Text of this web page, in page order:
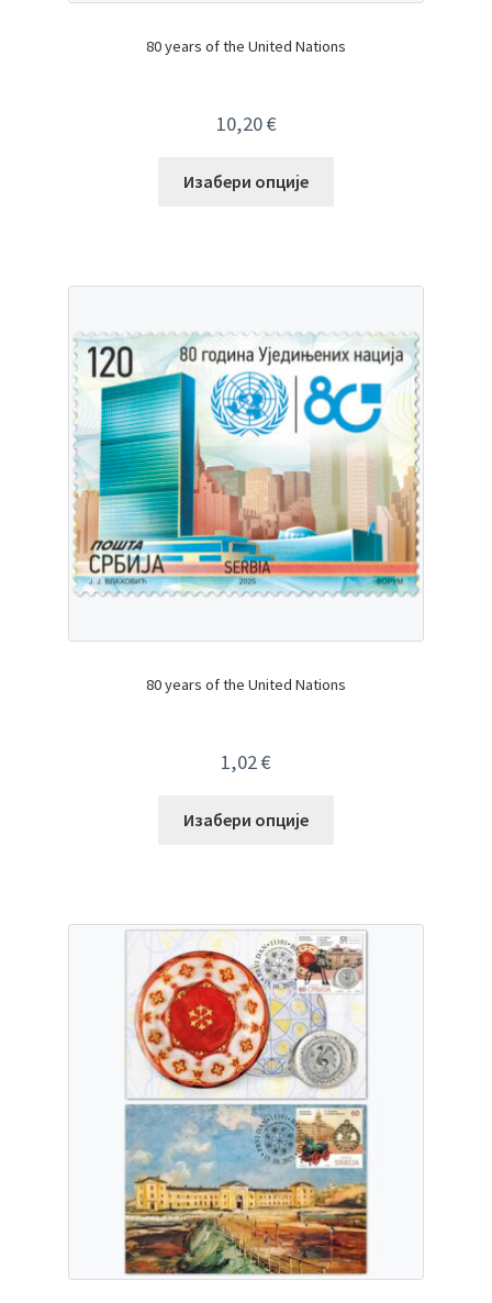
80 years of the United Nations
10,20€
Изабери опције
80 years of the United Nations
1,02€
Изабери опције